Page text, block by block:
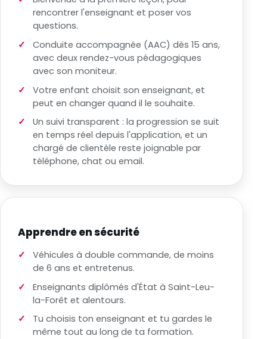
rencontrer l'enseignant et poser vos
questions.
Conduite accompagnée (AAC) dès 15 ans,
avec deux rendez-vous pédagogiques
avec son moniteur.
Votre enfant choisit son enseignant, et
peut en changer quand il le souhaite.
Un suivi transparent : la progression se suit
en temps réel depuis l'application, et un
chargé de clientèle reste joignable par
téléphone, chat ou email.
Apprendre en sécurité
Véhicules à double commande, de moins
de 6 ans et entretenus.
Enseignants diplômés d'État à Saint-Leu-
la-Forêt et alentours.
Tu choisis ton enseignant et tu gardes le
même tout au long de ta formation.